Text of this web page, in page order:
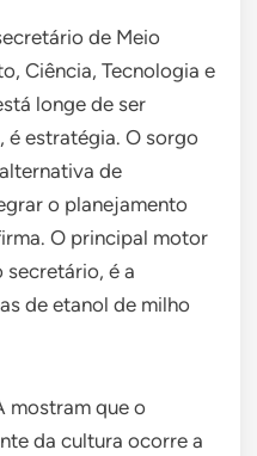
de Meio
Ciência, Tecnologia e
longe de ser
é estratégia. O sorgo
de
o planejamento
O principal motor
secretário, é a
de etanol de milho
mostram que o
da cultura ocorre a